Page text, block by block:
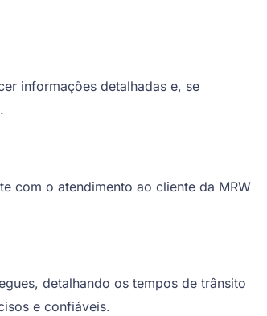
informações detalhadas e, se
com o atendimento ao cliente da MRW
detalhando os tempos de trânsito
e confiáveis.